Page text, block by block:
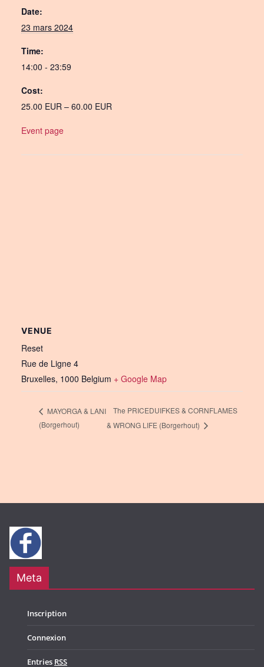
Date:
23 mars 2024
Time:
14:00 - 23:59
Cost:
25.00 EUR – 60.00 EUR
Event page
VENUE
Reset
Rue de Ligne 4
Bruxelles, 1000 Belgium + Google Map
MAYORGA & LANI
(Borgerhout)
The PRICEDUIFKES & CORNFLAMES
& WRONG LIFE (Borgerhout)
Meta
Inscription
Connexion
Entries RSS